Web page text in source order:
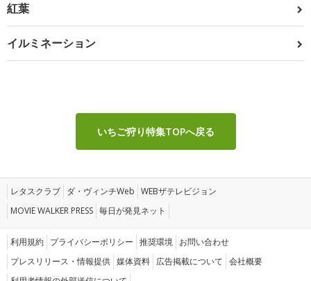
紅葉
イルミネーション
いちご狩り特集TOPへ戻る
レタスクラブ ダ・ヴィンチWeb WEBザテレビジョン
MOVIE WALKER PRESS 毎日が発見ネット
利用規約 プライバシーポリシー 推奨環境 お問い合わせ
プレスリリース・情報提供 媒体資料 広告掲載について 会社概要